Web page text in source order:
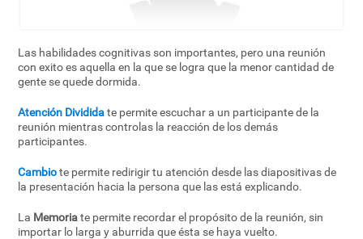
Las habilidades cognitivas son importantes, pero una reunión
con exito es aquella en la que se logra que la menor cantidad de
gente se quede dormida.
Atención Divididate permite escuchar a un participante de la
reunión mientras controlas la reacción de los demás
participantes.
Cambiote permite redirigir tu atención desde las diapositivas de
la presentación hacia la persona que las está explicando.
La Memoriate permite recordar el propósito de la reunión, sin
importar lo larga y aburrida que ésta se haya vuelto.